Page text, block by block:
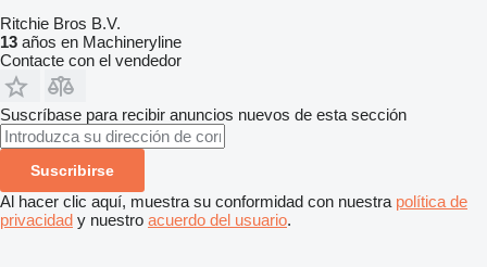
Ritchie Bros B.V.
13 años en Machineryline
Contacte con el vendedor
Suscríbase para recibir anuncios nuevos de esta sección
Suscribirse
Al hacer clic aquí, muestra su conformidad con nuestra política de
privacidad y nuestro acuerdo del usuario.